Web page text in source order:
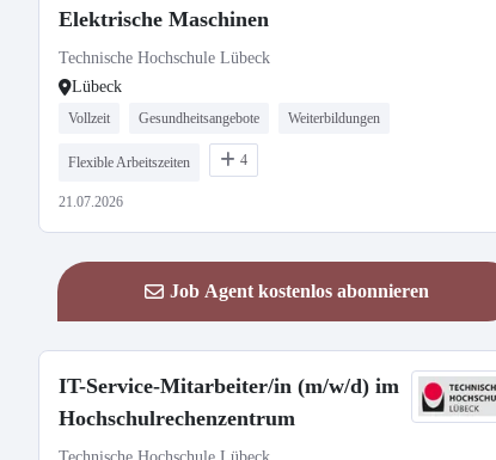
Elektrische Maschinen
Technische Hochschule Lübeck
Lübeck
Vollzeit Gesundheitsangebote Weiterbildungen
Flexible Arbeitszeiten 4
21.07.2026
Job Agent kostenlos abonnieren
IT-Service-Mitarbeiter/in (m/w/d) im
Hochschulrechenzentrum